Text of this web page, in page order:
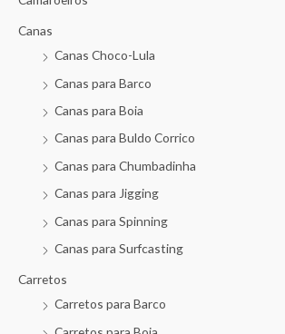
Canas
Canas Choco-Lula
Canas para Barco
Canas para Boia
Canas para Buldo Corrico
Canas para Chumbadinha
Canas para Jigging
Canas para Spinning
Canas para Surfcasting
Carretos
Carretos para Barco